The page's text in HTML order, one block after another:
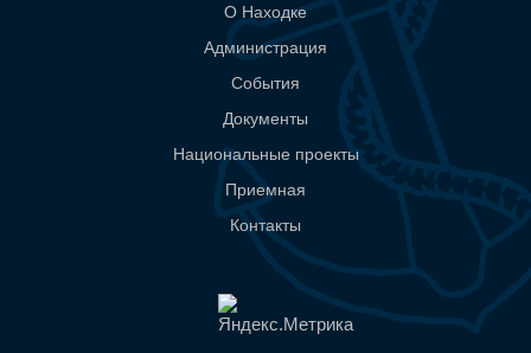
О Находке
Администрация
События
Документы
Национальные проекты
Приемная
Контакты